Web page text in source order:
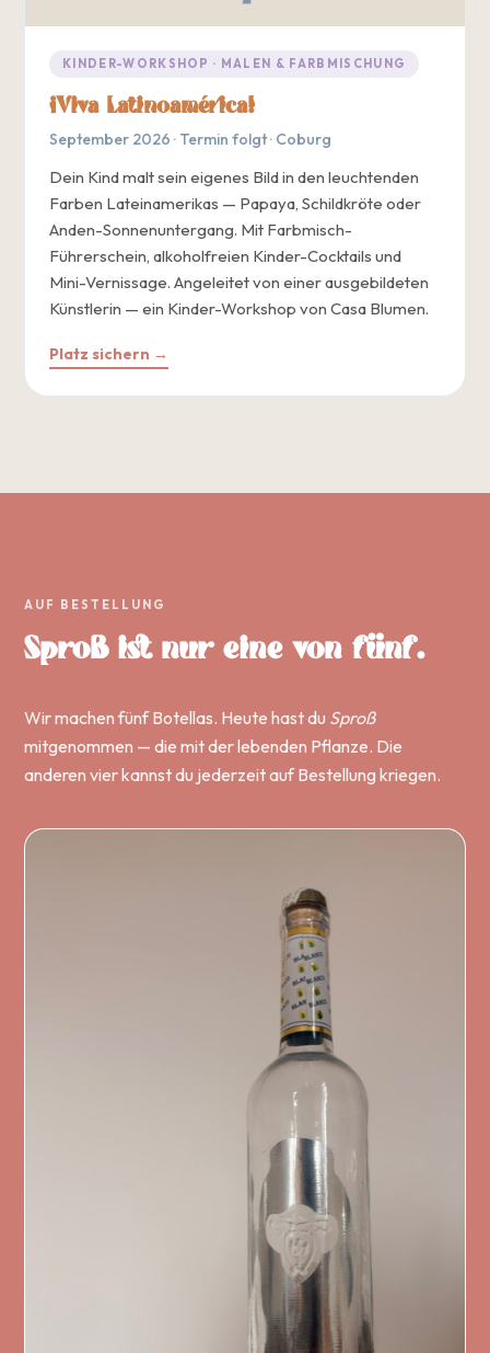
KINDER-WORKSHOP · MALEN & FARBMISCHUNG
¡Viva Latinoamérica!
September 2026 · Termin folgt · Coburg
Dein Kind malt sein eigenes Bild in den leuchtenden
Farben Lateinamerikas — Papaya, Schildkröte oder
Anden-Sonnenuntergang. Mit Farbmisch-
Führerschein, alkoholfreien Kinder-Cocktails und
Mini-Vernissage. Angeleitet von einer ausgebildeten
Künstlerin — ein Kinder-Workshop von Casa Blumen.
Platz sichern →
AUF BESTELLUNG
Sproß ist nur eine von fünf.
Wir machen fünf Botellas. Heute hast du Sproß
mitgenommen — die mit der lebenden Pflanze. Die
anderen vier kannst du jederzeit auf Bestellung kriegen.